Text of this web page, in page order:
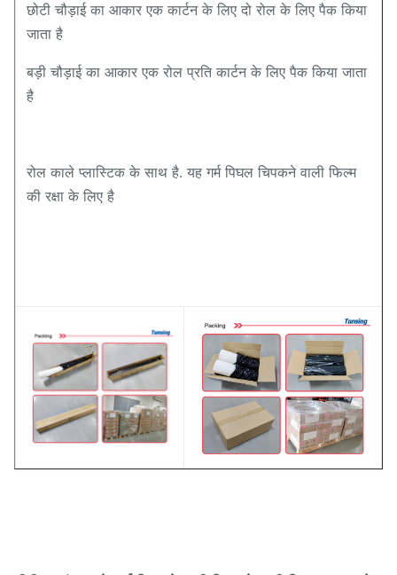
छोटी चौड़ाई का आकार एक कार्टन के लिए दो रोल के लिए पैक किया
जाता है
बड़ी चौड़ाई का आकार एक रोल प्रति कार्टन के लिए पैक किया जाता
है
रोल काले प्लास्टिक के साथ है. यह गर्म पिघल चिपकने वाली फिल्म
की रक्षा के लिए है